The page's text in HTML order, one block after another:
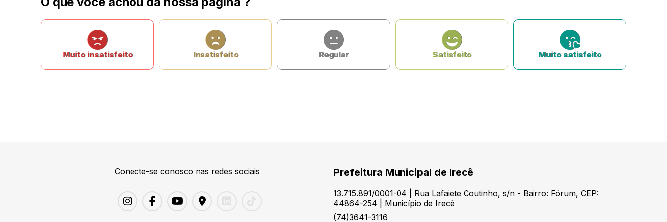
Muito insatisfeito Insatisfeito Regular Satisfeito Muito satisfeito
Conecte-se conosco nas redes sociais Prefeitura Municipal de Irecê
13.715.891/0001-04 | Rua Lafaiete Coutinho, s/n - Bairro: Fórum, CEP:
44864-254 | Município de Irecê
(74)3641-3116